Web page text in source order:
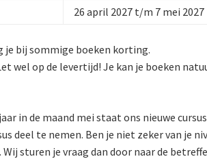
26 april 2027 t/m 7 mei 2027
bij sommige boeken korting.
wel op de levertijd! Je kan je boeken
in de maand mei staat ons nieuwe
deel te nemen. Ben je niet zeker van je
Wij sturen je vraag dan door naar de